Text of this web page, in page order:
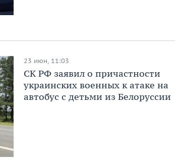
23 июн, 11:03
СК РФ заявил о причастности
украинских военных к атаке на
автобус с детьми из Белоруссии